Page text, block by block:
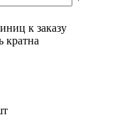
к заказу
кратна